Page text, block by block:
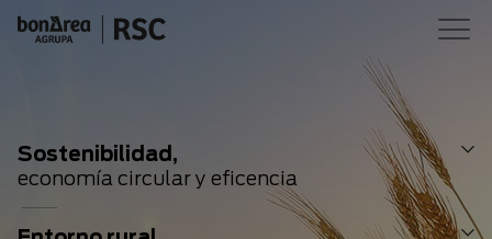
Sostenibilidad,
economía circular y eficencia